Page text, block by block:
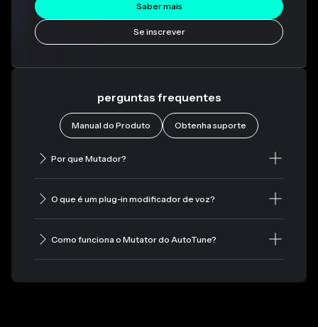
Saber mais
Se inscrever
perguntas frequentes
Manual do Produto Obtenha suporte
Por que Mutador?
O que é um plug-in modificador de voz?
Como funciona o Mutator do AutoTune?